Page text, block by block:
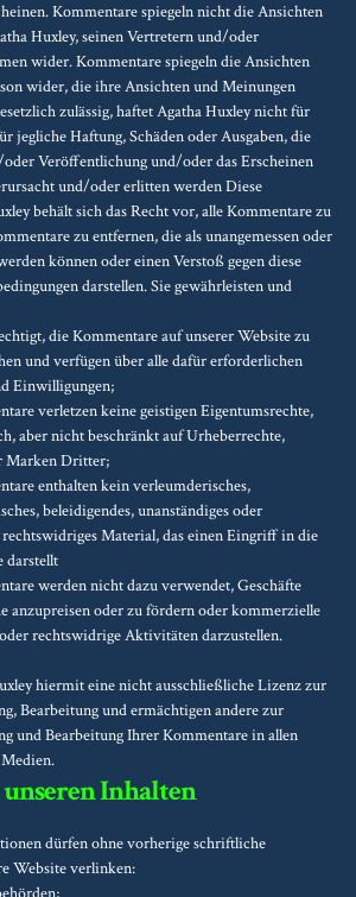
Kommentare spiegeln nicht die Ansichten
Huxley, seinen Vertretern und/oder
wider. Kommentare spiegeln die Ansichten
wider, die ihre Ansichten und Meinungen
zulässig, haftet Agatha Huxley nicht für
jegliche Haftung, Schäden oder Ausgaben, die
Veröffentlichung und/oder das Erscheinen
und/oder erlitten werden Diese
behält sich das Recht vor, alle Kommentare zu
zu entfernen, die als unangemessen oder
können oder einen Verstoß gegen diese
darstellen. Sie gewährleisten und
die Kommentare auf unserer Website zu
und verfügen über alle dafür erforderlichen
Einwilligungen;
verletzen keine geistigen Eigentumsrechte,
aber nicht beschränkt auf Urheberrechte,
Marken Dritter;
enthalten kein verleumderisches,
beleidigendes, unanständiges oder
Material, das einen Eingriff in die
darstellt
werden nicht dazu verwendet, Geschäfte
anzupreisen oder zu fördern oder kommerzielle
rechtswidrige Aktivitäten darzustellen.
hiermit eine nicht ausschließliche Lizenz zur
Bearbeitung und ermächtigen andere zur
und Bearbeitung Ihrer Kommentare in allen
Inhalten
dürfen ohne vorherige schriftliche
Website verlinken: